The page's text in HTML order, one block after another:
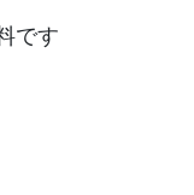
です